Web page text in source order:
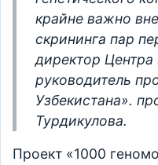
крайне важно
скрининга пар
директор
руководитель
Узбекистана».
Турдикулова.
Проект «1000